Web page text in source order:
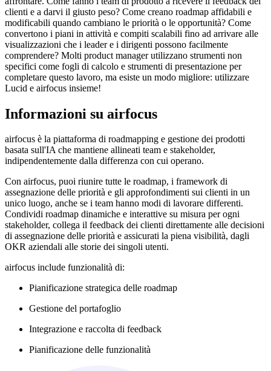
clienti e a darvi il giusto peso? Come creano roadmap affidabili e
modificabili quando cambiano le priorità o le opportunità? Come
convertono i piani in attività e compiti scalabili fino ad arrivare alle
visualizzazioni che i leader e i dirigenti possono facilmente
comprendere? Molti product manager utilizzano strumenti non
specifici come fogli di calcolo e strumenti di presentazione per
completare questo lavoro, ma esiste un modo migliore: utilizzare
Lucid e airfocus insieme!
Informazioni su airfocus
airfocus è la piattaforma di roadmapping e gestione dei prodotti
basata sull'IA che mantiene allineati team e stakeholder,
indipendentemente dalla differenza con cui operano.
Con airfocus, puoi riunire tutte le roadmap, i framework di
assegnazione delle priorità e gli approfondimenti sui clienti in un
unico luogo, anche se i team hanno modi di lavorare differenti.
Condividi roadmap dinamiche e interattive su misura per ogni
stakeholder, collega il feedback dei clienti direttamente alle decisioni
di assegnazione delle priorità e assicurati la piena visibilità, dagli
OKR aziendali alle storie dei singoli utenti.
airfocus include funzionalità di:
Pianificazione strategica delle roadmap
Gestione del portafoglio
Integrazione e raccolta di feedback
Pianificazione delle funzionalità